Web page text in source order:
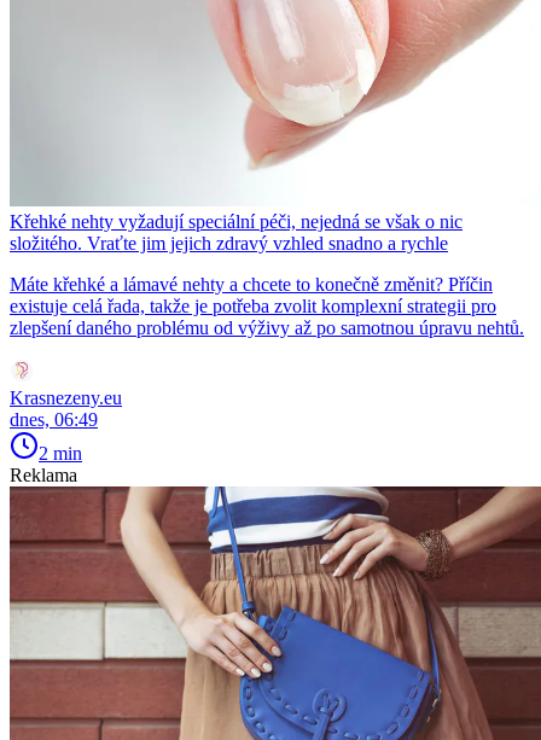
Křehké nehty vyžadují speciální péči, nejedná se však o nic
složitého. Vraťte jim jejich zdravý vzhled snadno a rychle
Máte křehké a lámavé nehty a chcete to konečně změnit? Příčin
existuje celá řada, takže je potřeba zvolit komplexní strategii pro
zlepšení daného problému od výživy až po samotnou úpravu nehtů.
Krasnezeny.eu
dnes, 06:49
2 min
Reklama